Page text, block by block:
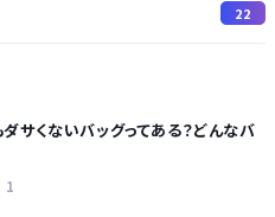
22
サくないバッグってある？どんなバ
1